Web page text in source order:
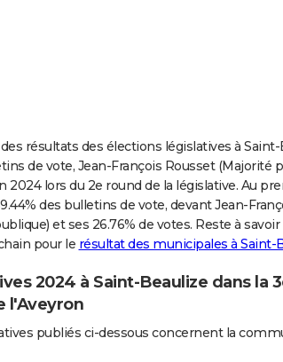
résultats des élections législatives à Saint-
de vote, Jean-François Rousset (Majorité
2024 lors du 2e round de la législative. Au
des bulletins de vote, devant Jean-
et ses 26.76% de votes. Reste à
pour le résultat des municipales à Saint-
2024 à Saint-Beaulize dans la
l'Aveyron
publiés ci-dessous concernent la